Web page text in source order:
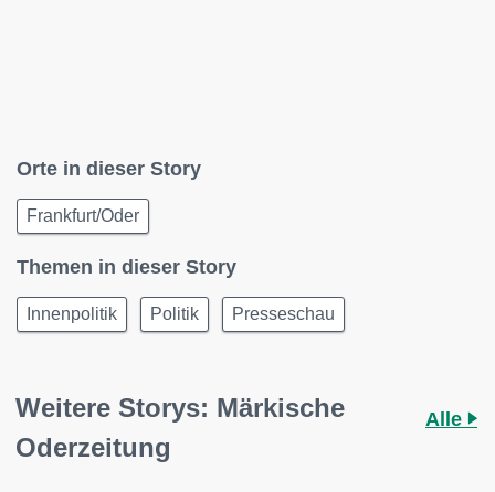
Orte in dieser Story
Frankfurt/Oder
Themen in dieser Story
Innenpolitik Politik Presseschau
Weitere Storys: Märkische
Oderzeitung
Alle